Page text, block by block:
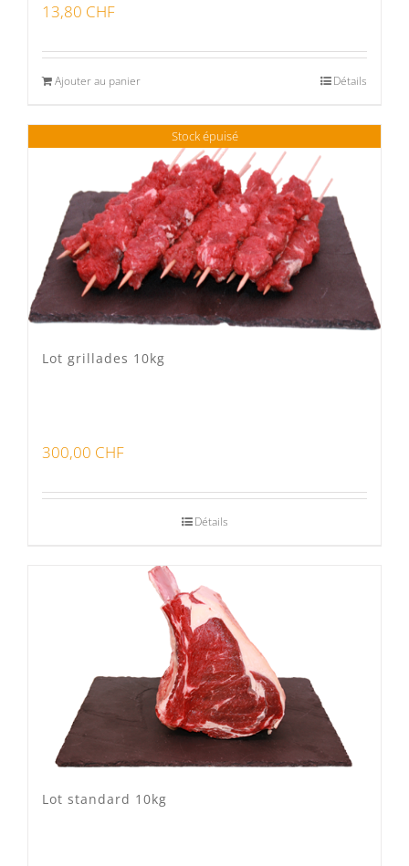
13,80 CHF
Ajouter au panier Détails
Stock épuisé
Lot grillades 10kg
300,00 CHF
Détails
Lot standard 10kg